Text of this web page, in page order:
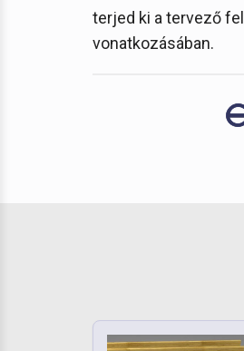
terjed ki a tervező
vonatkozásában.